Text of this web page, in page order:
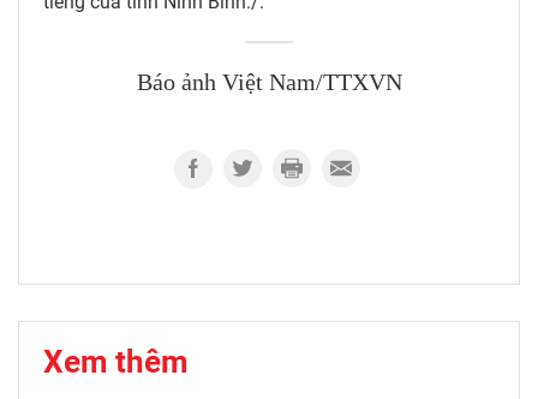
Báo ảnh Việt Nam/TTXVN
Xem thêm